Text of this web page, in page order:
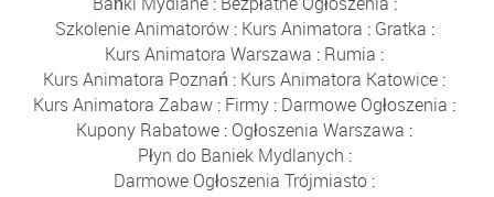
Szkolenie Animatorów: Kurs Animatora : Gratka :
Kurs Animatora Warszawa : Rumia :
Kurs Animatora Poznań : Kurs Animatora Katowice :
Kurs Animatora Zabaw : Firmy : Darmowe Ogłoszenia :
Kupony Rabatowe : Ogłoszenia Warszawa :
Płyn do Baniek Mydlanych :
Darmowe Ogłoszenia Trójmiasto :